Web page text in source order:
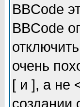
BBCode
BBCode
очень
[ и ], а не
создании